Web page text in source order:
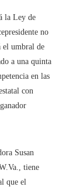
la Ley de
no
el umbral de
a una quinta
en las
con
Susan
tiene
que el